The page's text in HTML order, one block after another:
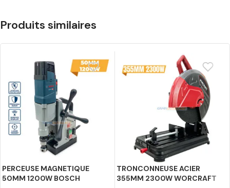
Produits similaires
PERCEUSE MAGNETIQUE
50MM 1200W BOSCH
TRONCONNEUSE ACIER
355MM 2300W WORCRAFT